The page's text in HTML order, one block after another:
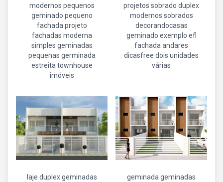
modernos pequenos
geminado pequeno
fachada projeto
fachadas moderna
simples geminadas
pequenas germinada
estreita townhouse
imóveis
projetos sobrado duplex
modernos sobrados
decorandocasas
geminado exemplo efl
fachada andares
dicasfree dois unidades
várias
laje duplex geminadas
geminada geminadas